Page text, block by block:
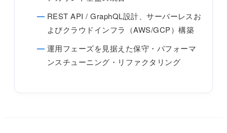
REST API / GraphQL設計、サーバーレスお
よびクラウドインフラ（AWS/GCP）構築
運用フェーズを見据えた保守・パフォーマ
ンスチューニング・リファクタリング